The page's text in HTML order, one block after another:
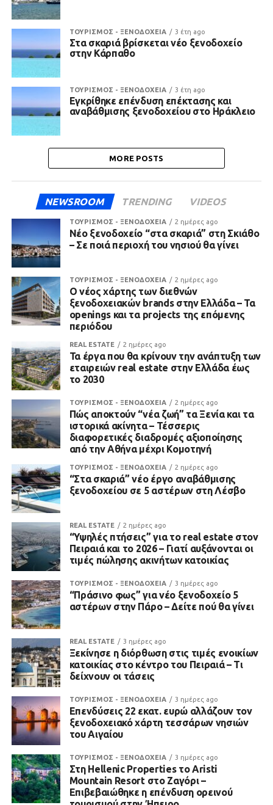
ΤΟΥΡΙΣΜΟΣ - ΞΕΝΟΔΟΧΕΙΑ 3 έτη ago
Στα σκαριά βρίσκεται νέο ξενοδοχείο
στην Κάρπαθο
ΤΟΥΡΙΣΜΟΣ - ΞΕΝΟΔΟΧΕΙΑ 3 έτη ago
Εγκρίθηκε επένδυση επέκτασης και
αναβάθμισης ξενοδοχείου στο Ηράκλειο
MORE POSTS
NEWSROOM TRENDING VIDEOS
ΤΟΥΡΙΣΜΟΣ - ΞΕΝΟΔΟΧΕΙΑ 2 ημέρες ago
Νέο ξενοδοχείο “στα σκαριά” στη Σκιάθο
– Σε ποιά περιοχή του νησιού θα γίνει
ΤΟΥΡΙΣΜΟΣ - ΞΕΝΟΔΟΧΕΙΑ 2 ημέρες ago
Ο νέος χάρτης των διεθνών
ξενοδοχειακών brands στην Ελλάδα – Τα
openings και τα projects της επόμενης
περιόδου
REAL ESTATE 2 ημέρες ago
Τα έργα που θα κρίνουν την ανάπτυξη των
εταιρειών real estate στην Ελλάδα έως
το 2030
ΤΟΥΡΙΣΜΟΣ - ΞΕΝΟΔΟΧΕΙΑ 2 ημέρες ago
Πώς αποκτούν “νέα ζωή” τα Ξενία και τα
ιστορικά ακίνητα – Τέσσερις
διαφορετικές διαδρομές αξιοποίησης
από την Αθήνα μέχρι Κομοτηνή
ΤΟΥΡΙΣΜΟΣ - ΞΕΝΟΔΟΧΕΙΑ 2 ημέρες ago
“Στα σκαριά” νέο έργο αναβάθμισης
ξενοδοχείου σε 5 αστέρων στη Λέσβο
REAL ESTATE 2 ημέρες ago
“Υψηλές πτήσεις” για το real estate στον
Πειραιά και το 2026 – Γιατί αυξάνονται οι
τιμές πώλησης ακινήτων κατοικίας
ΤΟΥΡΙΣΜΟΣ - ΞΕΝΟΔΟΧΕΙΑ 3 ημέρες ago
“Πράσινο φως” για νέο ξενοδοχείο 5
αστέρων στην Πάρο – Δείτε πού θα γίνει
REAL ESTATE 3 ημέρες ago
Ξεκίνησε η διόρθωση στις τιμές ενοικίων
κατοικίας στο κέντρο του Πειραιά – Τι
δείχνουν οι τάσεις
ΤΟΥΡΙΣΜΟΣ - ΞΕΝΟΔΟΧΕΙΑ 3 ημέρες ago
Επενδύσεις 22 εκατ. ευρώ αλλάζουν τον
ξενοδοχειακό χάρτη τεσσάρων νησιών
του Αιγαίου
ΤΟΥΡΙΣΜΟΣ - ΞΕΝΟΔΟΧΕΙΑ 3 ημέρες ago
Στη Hellenic Properties το Aristi
Mountain Resort στο Ζαγόρι –
Επιβεβαιώθηκε η επένδυση ορεινού